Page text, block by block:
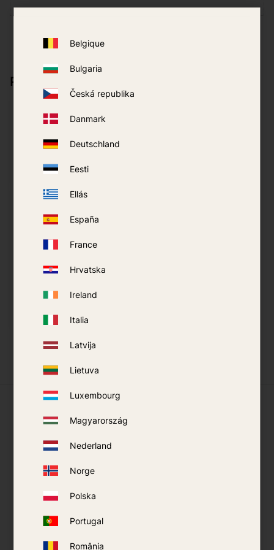
Belgique
Bulgaria
Česká republika
Danmark
Deutschland
Eesti
Ellás
España
France
Hrvatska
Ireland
Italia
Latvija
Lietuva
Luxembourg
Magyarország
Nederland
Norge
Polska
Portugal
România
Passer godt sammen med
Oktenol 3-pak
KØB
Hvad vores kunder siger